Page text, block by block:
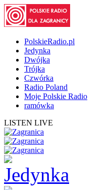
PolskieRadio.pl
Jedynka
Dwójka
Trójka
Czwórka
Radio Poland
Moje Polskie Radio
ramówka
LISTEN LIVE